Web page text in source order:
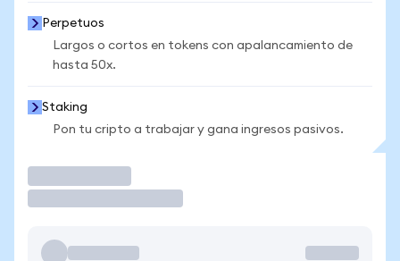
Perpetuos
Largos o cortos en tokens con apalancamiento de
hasta 50x.
Staking
Pon tu cripto a trabajar y gana ingresos pasivos.